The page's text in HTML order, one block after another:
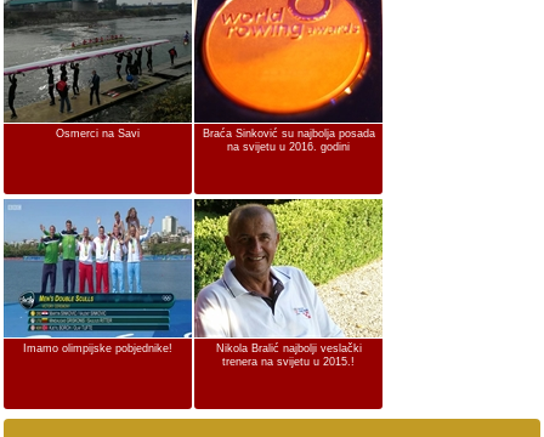
Osmerci na Savi
Braća Sinković su najbolja posada
na svijetu u 2016. godini
Imamo olimpijske pobjednike!
Nikola Bralić najbolji veslački
trenera na svijetu u 2015.!